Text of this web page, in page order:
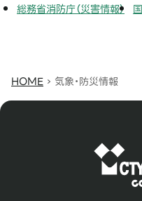
総務省消防庁（災害情報）
HOME 気象・防災情報